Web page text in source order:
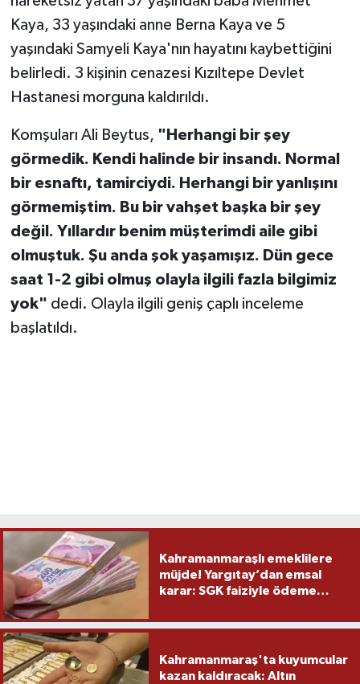
Kaya, 33 yaşındaki anne Berna Kaya ve 5
yaşındaki Samyeli Kaya'nın hayatını kaybettiğini
belirledi. 3 kişinin cenazesi Kızıltepe Devlet
Hastanesi morguna kaldırıldı.
Komşuları Ali Beytus, "Herhangi bir şey
görmedik. Kendi halinde bir insandı. Normal
bir esnaftı, tamirciydi. Herhangi bir yanlışını
görmemiştim. Bu bir vahşet başka bir şey
değil. Yıllardır benim müşterimdi aile gibi
olmuştuk. Şu anda şok yaşamışız. Dün gece
saat 1-2 gibi olmuş olayla ilgili fazla bilgimiz
yok" dedi. Olayla ilgili geniş çaplı inceleme
başlatıldı.
Kahramanmaraşlı emeklilere
müjde! Yargıtay’dan emsal
karar: SGK faiziyle ödeme
Kahramanmaraş'ta kuyumcular
kazan kaldıracak: Altın
KÜLTÜR SANAT